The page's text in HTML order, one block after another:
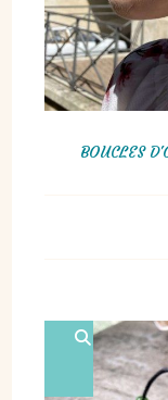
BOUCLES